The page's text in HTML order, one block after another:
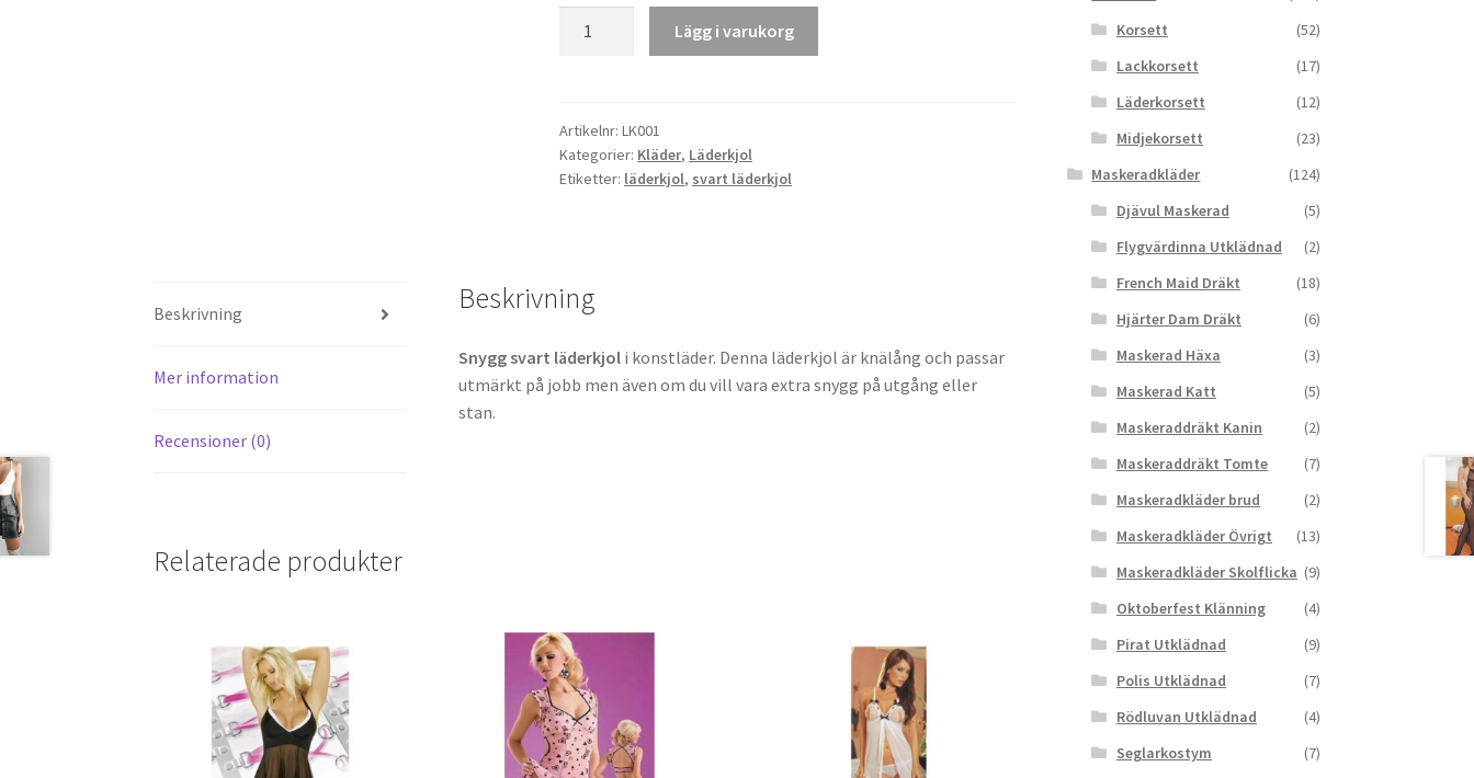
Lägg i varukorg
Artikelnr:LK001
Kategorier: Kläder, Läderkjol
Etiketter: läderkjol, svart läderkjol
Beskrivning
Mer information
Recensioner (0)
Beskrivning
Snygg svart läderkjoli konstläder. Denna läderkjol är knälång och passar
utmärkt på jobb men även om du vill vara extra snygg på utgång eller
stan.
Relaterade produkter
Korsett
(52)
Lackkorsett
(17)
Läderkorsett
(12)
Midjekorsett
(23)
Maskeradkläder
(124)
Djävul Maskerad
(5)
Flygvärdinna Utklädnad
(2)
French Maid Dräkt
(18)
Hjärter Dam Dräkt
(6)
Maskerad Häxa
(3)
Maskerad Katt
(5)
Maskeraddräkt Kanin
(2)
Maskeraddräkt Tomte
(7)
Maskeradkläder brud
(2)
Maskeradkläder Övrigt
(13)
Maskeradkläder Skolflicka (9)
Oktoberfest Klänning
(4)
Pirat Utklädnad
(9)
Polis Utklädnad
(7)
Rödluvan Utklädnad
(4)
Seglarkostym
(7)